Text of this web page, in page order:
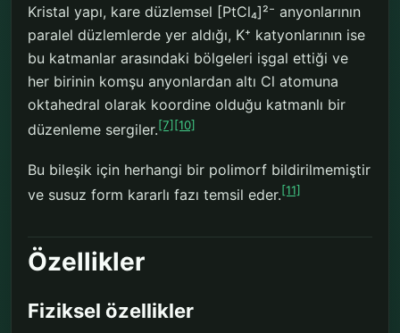
Kristal yapı, kare düzlemsel [PtCl₄]²⁻ anyonlarının
paralel düzlemlerde yer aldığı, K⁺ katyonlarının ise
bu katmanlar arasındaki bölgeleri işgal ettiği ve
her birinin komşu anyonlardan altı Cl atomuna
oktahedral olarak koordine olduğu katmanlı bir
düzenleme sergiler.[7] [10]
Bu bileşik için herhangi bir polimorf bildirilmemiştir
ve susuz form kararlı fazı temsil eder.[11]
Özellikler
Fiziksel özellikler